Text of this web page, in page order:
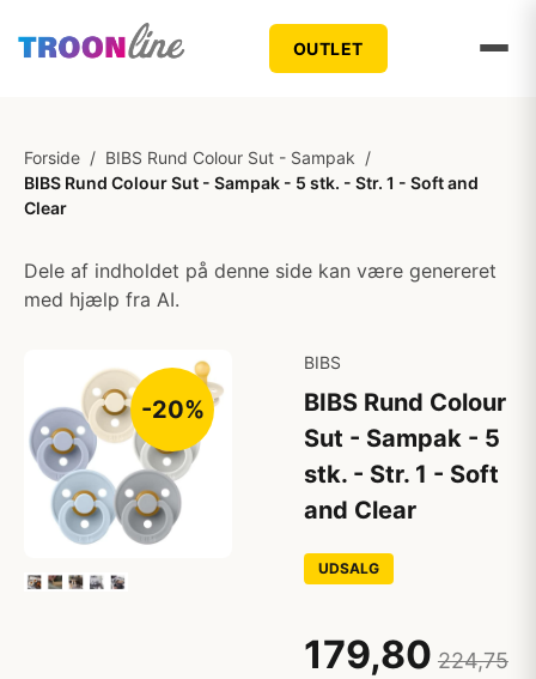
OUTLET
Forside / BIBS Rund Colour Sut - Sampak /
BIBS Rund Colour Sut - Sampak - 5 stk. - Str. 1 - Soft and
Clear
Dele af indholdet på denne side kan være genereret
med hjælp fra AI.
-20%
BIBS
BIBS Rund Colour
Sut - Sampak - 5
stk. - Str. 1 - Soft
and Clear
UDSALG
179,80 224,75